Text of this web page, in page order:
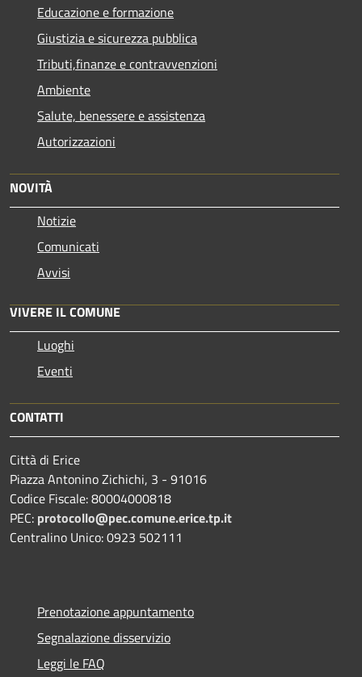
Educazione e formazione
Giustizia e sicurezza pubblica
Tributi,finanze e contravvenzioni
Ambiente
Salute, benessere e assistenza
Autorizzazioni
NOVITÀ
Notizie
Comunicati
Avvisi
VIVERE IL COMUNE
Luoghi
Eventi
CONTATTI
Città di Erice
Piazza Antonino Zichichi, 3 - 91016
Codice Fiscale: 80004000818
PEC: protocollo@pec.comune.erice.tp.it
Centralino Unico: 0923 502111
Prenotazione appuntamento
Segnalazione disservizio
Leggi le FAQ